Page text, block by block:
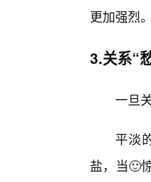
更加强烈。
3.关系“
一旦
平淡
盐，当🙂